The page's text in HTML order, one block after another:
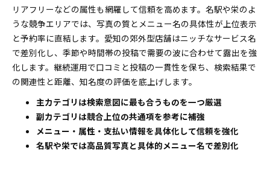
リアフリーなどの属性も網羅して信頼を高めます。名駅や栄のよ
うな競争エリアでは、写真の質とメニュー名の具体性が上位表示
と予約率に直結します。愛知の郊外型店舗はニッチなサービス名
で差別化し、季節や時間帯の投稿で需要の波に合わせて露出を強
化します。継続運用で口コミと投稿の一貫性を保ち、検索結果で
の関連性と距離、知名度の評価を底上げします。
主カテゴリは検索意図に最も合うものを一つ厳選
副カテゴリは競合上位の共通項を参考に補強
メニュー・属性・支払い情報を具体化して信頼を強化
名駅や栄では高品質写真と具体的メニュー名で差別化